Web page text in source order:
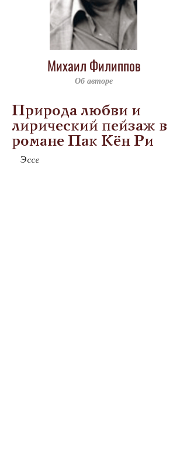
Михаил Филиппов
Об авторе
Природа любви и
лирический пейзаж в
романе Пак Кён Ри
Эссе